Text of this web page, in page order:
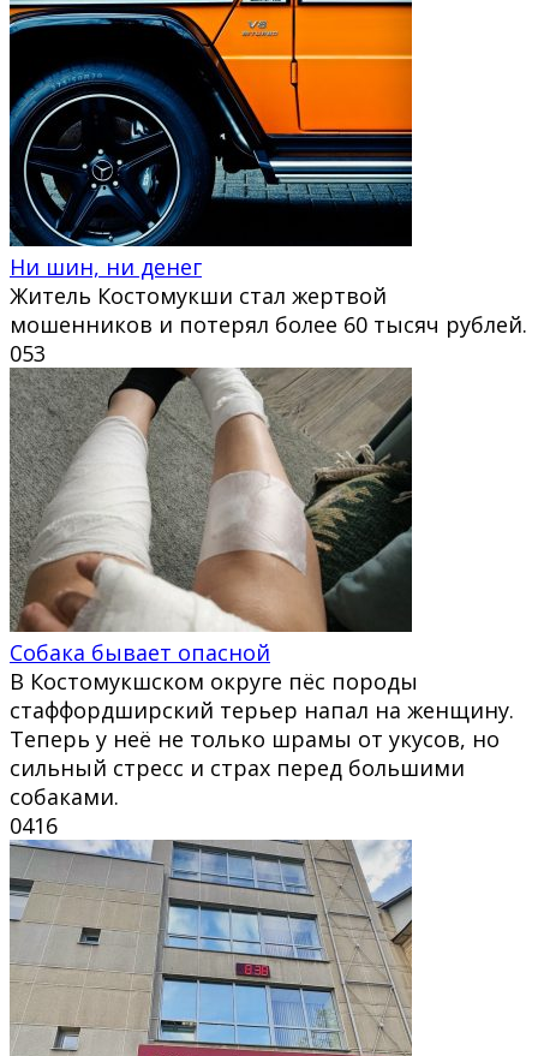
Ни шин, ни денег
Житель Костомукши стал жертвой
мошенников и потерял более 60 тысяч рублей.
053
Собака бывает опасной
В Костомукшском округе пёс породы
стаффордширский терьер напал на женщину.
Теперь у неё не только шрамы от укусов, но
сильный стресс и страх перед большими
собаками.
0416